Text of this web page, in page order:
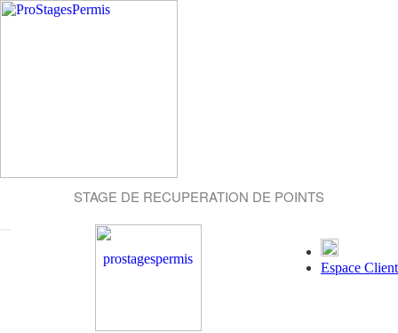
STAGE DE RECUPERATION DE POINTS
Espace Client